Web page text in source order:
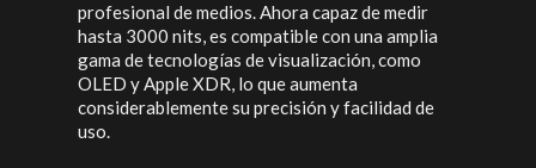
profesional de medios. Ahora capaz de medir
hasta 3000 nits, es compatible con una amplia
gama de tecnologías de visualización, como
OLED y Apple XDR, lo que aumenta
considerablemente su precisión y facilidad de
uso.